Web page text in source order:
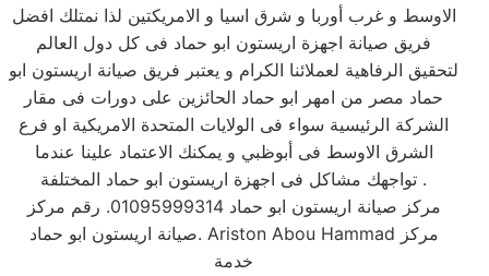
الاوسط و غرب أوربا و شرق اسيا و الامريكتين لذا نمتلك افضل
فريق صيانة اجهزة اريستون ابو حماد فى كل دول العالم
لتحقيق الرفاهية لعملائنا الكرام و يعتبر فريق صيانة اريستون ابو
حماد مصر من امهر ابو حماد الحائزين على دورات فى مقار
الشركة الرئيسية سواء فى الولايات المتحدة الامريكية او فرع
الشرق الاوسط فى أبوظبي و يمكنك الاعتماد علينا عندما
تواجهك مشاكل فى اجهزة اريستون ابو حماد المختلفة .
مركز صيانة اريستون ابو حماد 01095999314. رقم مركز
صيانة اريستون ابو حماد. Ariston Abou Hammad مركز
خدمة